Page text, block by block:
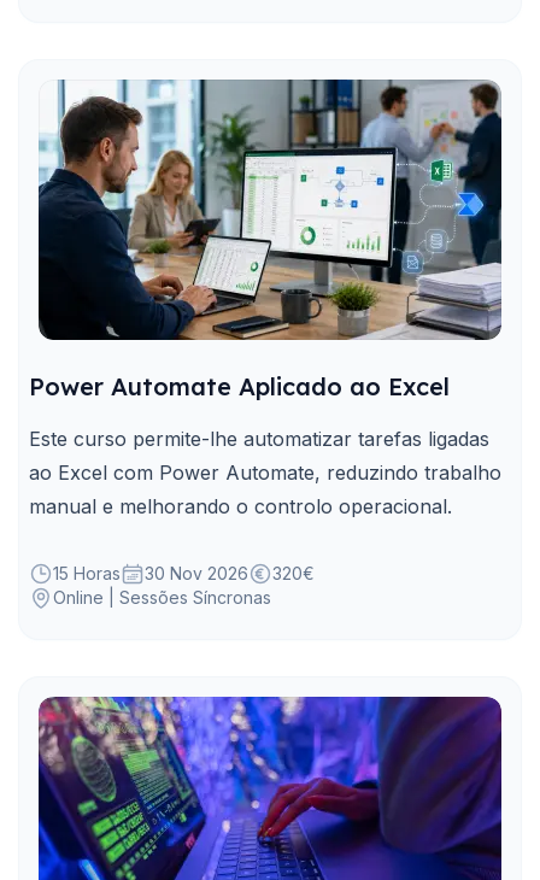
Power Automate Aplicado ao Excel
Este curso permite-lhe automatizar tarefas ligadas
ao Excel com Power Automate, reduzindo trabalho
manual e melhorando o controlo operacional.
15 Horas 30 Nov 2026
320€
Online | Sessões Síncronas